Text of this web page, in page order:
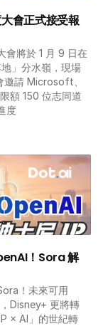
會正式接受報
會將於 1 月 9 日在
」分水嶺，現場
邀請 Microsoft、
額 150 位志同道
度
！Sora 解
！未來可用
Disney+ 更將轉
× AI」的世紀轉